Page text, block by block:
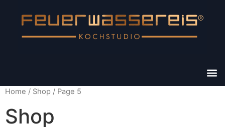
Home / Shop / Page 5
Shop